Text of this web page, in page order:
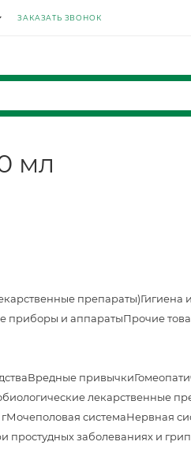
ЗАКАЗАТЬ ЗВОНОК
мл
препараты)Гигиена
приборы и аппаратыПрочие
Вредные привычки
лекарственные
Мочеполовая системаНервная
простудных заболеваниях и